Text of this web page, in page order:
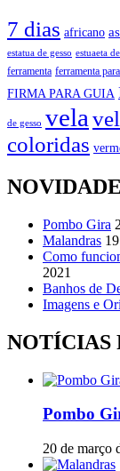
7 dias africano
estatua de gesso estuaeta
ferramenta ferramenta
FIRMA PARA GUIA
de gesso vela
coloridas
Pombo Gira
Malandras
Como
2021
Banhos de
Imagens e
NOTÍCIAS
Pombo
20 de março